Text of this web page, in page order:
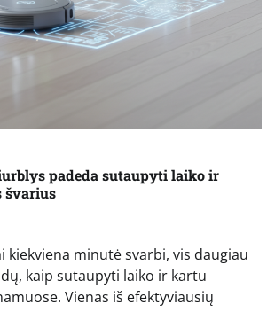
padeda sutaupyti laiko ir
švarius
kiekviena minutė svarbi, vis daugiau
kaip sutaupyti laiko ir kartu
Vienas iš efektyviausių